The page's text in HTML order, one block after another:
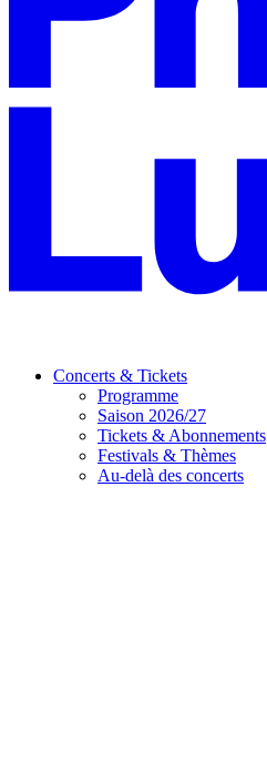
Concerts & Tickets
Programme
Saison 2026/27
Tickets & Abonnements
Festivals & Thèmes
Au-delà des concerts